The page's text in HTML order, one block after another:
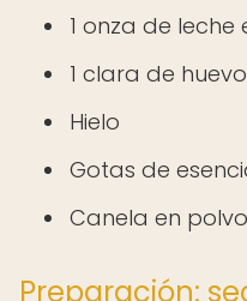
1 onza de
1 clara de huevo
Hielo
Gotas de
Canela en
Preparación: